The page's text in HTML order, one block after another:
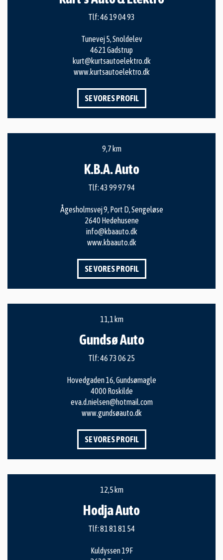
Tlf:46 19 04 93
Tunevej 5, Snoldelev
4621 Gadstrup
kurt@kurtsautoelektro.dk
www.kurtsautoelektro.dk
SE VORES PROFIL
9,7 km
K.B.A. Auto
Tlf:43 99 97 94
Ågesholmsvej 9, Port D, Sengeløse
2640 Hedehusene
info@kbaauto.dk
www.kbaauto.dk
SE VORES PROFIL
11,1 km
Gundsø Auto
Tlf:46 73 06 25
Hovedgaden 16, Gundsømagle
4000 Roskilde
eva.d.nielsen@hotmail.com
www.gundsøauto.dk
SE VORES PROFIL
12,5 km
Hodja Auto
Tlf:81 81 81 54
Kuldyssen 19F